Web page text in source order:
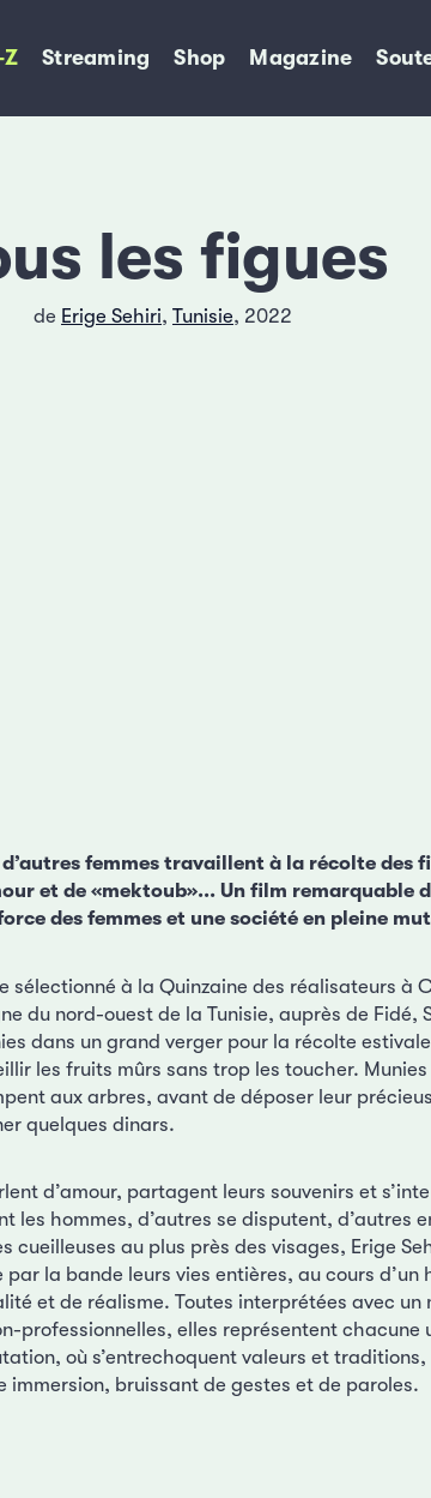
Z Streaming Shop Magazine
les figues
de Erige Sehiri, Tunisie, 2022
femmes travaillent à la récolte des
et de «mektoub»... Un film remarquable
des femmes et une société en pleine
sélectionné à la Quinzaine des réalisateurs à
du nord-ouest de la Tunisie, auprès de Fidé,
dans un grand verger pour la récolte
les fruits mûrs sans trop les toucher.
aux arbres, avant de déposer leur
quelques dinars.
d’amour, partagent leurs souvenirs et
les hommes, d’autres se disputent, d’autres
cueilleuses au plus près des visages, Erige
la bande leurs vies entières, au cours d’un
et de réalisme. Toutes interprétées avec
professionnelles, elles représentent chacune
où s’entrechoquent valeurs et traditions,
bruissant de gestes et de paroles.